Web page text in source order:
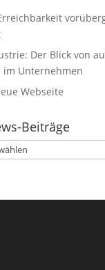
Der Blick von
im Unternehmen
Webseite
Beiträge